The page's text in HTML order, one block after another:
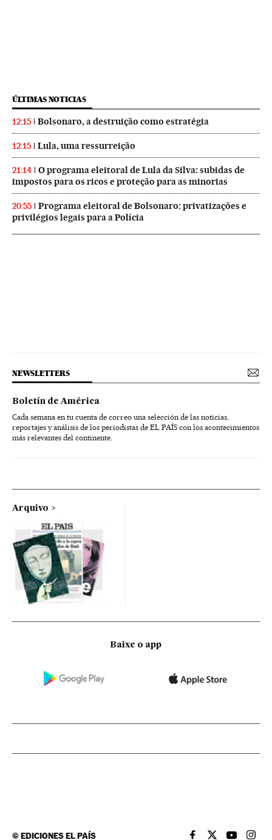
ÚLTIMAS NOTICIAS
12:15 Bolsonaro, a destruição como estratégia
12:15 Lula, uma ressurreição
21:14
O programa eleitoral de Lula da Silva: subidas de
impostos para os ricos e proteção para as minorias
20:55
Programa eleitoral de Bolsonaro: privatizações e
privilégios legais para a Polícia
NEWSLETTERS
Boletín de América
Cada semana en tu cuenta de correo una selección de las noticias,
reportajes y análisis de los periodistas de EL PAÍS con los acontecimientos
más relevantes del continente.
Arquivo
Baixe o app
©EDICIONES EL PAÍS